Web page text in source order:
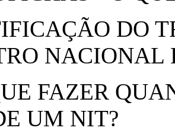
DO
NACIONAL
FAZER
UM NIT?